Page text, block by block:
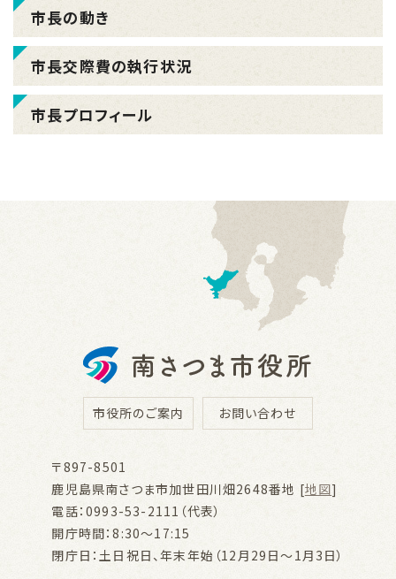
市長の動き
市長交際費の執行状況
市長プロフィール
市役所のご案内 お問い合わせ
〒897-8501
鹿児島県南さつま市加世田川畑2648番地 [地図]
電話：0993-53-2111（代表）
開庁時間：8:30～17:15
閉庁日：土日祝日、年末年始（12月29日～1月3日）